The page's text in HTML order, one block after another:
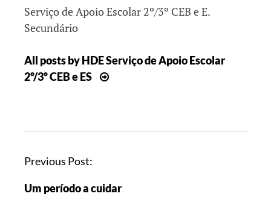
Serviço de Apoio Escolar 2º/3º CEB e E.
Secundário
All posts by HDE Serviço de Apoio Escolar
2º/3º CEB e ES
Previous Post:
Um período a cuidar